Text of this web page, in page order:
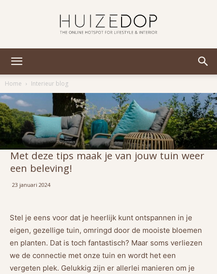
Home
Interieur blog
Met deze tips maak je van jouw tuin weer
een beleving!
23 januari 2024
Stel je eens voor dat je heerlijk kunt ontspannen in je
eigen, gezellige tuin, omringd door de mooiste bloemen
en planten. Dat is toch fantastisch? Maar soms verliezen
we de connectie met onze tuin en wordt het een
vergeten plek. Gelukkig zijn er allerlei manieren om je